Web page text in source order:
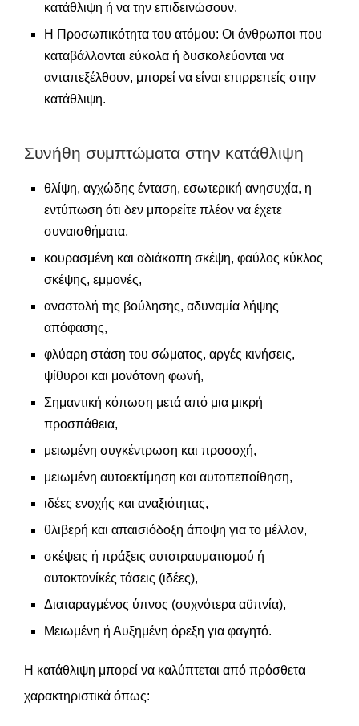
κατάθλιψη ή να την επιδεινώσουν.
Η Προσωπικότητα του ατόμου: Οι άνθρωποι που
καταβάλλονται εύκολα ή δυσκολεύονται να
ανταπεξέλθουν, μπορεί να είναι επιρρεπείς στην
κατάθλιψη.
Συνήθη συμπτώματα στην κατάθλιψη
θλίψη, αγχώδης ένταση, εσωτερική ανησυχία, η
εντύπωση ότι δεν μπορείτε πλέον να έχετε
συναισθήματα,
κουρασμένη και αδιάκοπη σκέψη, φαύλος κύκλος
σκέψης, εμμονές,
αναστολή της βούλησης, αδυναμία λήψης
απόφασης,
φλύαρη στάση του σώματος, αργές κινήσεις,
ψίθυροι και μονότονη φωνή,
Σημαντική κόπωση μετά από μια μικρή
προσπάθεια,
μειωμένη συγκέντρωση και προσοχή,
μειωμένη αυτοεκτίμηση και αυτοπεποίθηση,
ιδέες ενοχής και αναξιότητας,
θλιβερή και απαισιόδοξη άποψη για το μέλλον,
σκέψεις ή πράξεις αυτοτραυματισμού ή
αυτοκτονίκές τάσεις (ιδέες),
Διαταραγμένος ύπνος (συχνότερα αϋπνία),
Μειωμένη ή Αυξημένη όρεξη για φαγητό.
Η κατάθλιψη μπορεί να καλύπτεται από πρόσθετα
χαρακτηριστικά όπως: